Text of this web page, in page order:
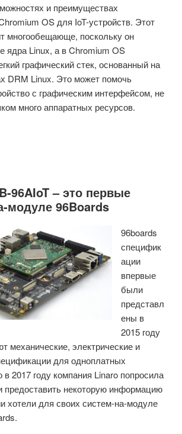
и преимуществах
OS для IoT-устройств. Этот
многообещающе, поскольку он
ядра Linux, а в Chromium OS
графический стек, основанный на
DRM Linux. Это может помочь
с графическим интерфейсом, не
много аппаратных ресурсов.
96AIoT – это первые
модуле 96Boards
96boards
специфик
ации
впервые
были
представл
ены в
2015 году
механические, электрические и
для одноплатных
в 2017 году компания Linaro попросила
предоставить некоторую информацию
хотели для своих систем-на-модуле